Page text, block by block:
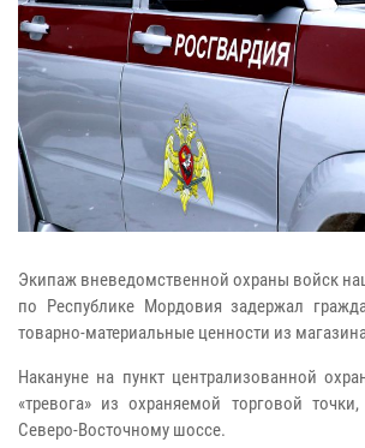
Экипаж вневедомственной охраны войск
по Республике Мордовия задержал
товарно-материальные ценности из
Накануне на пункт централизованной
«тревога» из охраняемой торговой
Северо-Восточному шоссе.